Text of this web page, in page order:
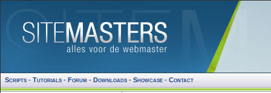
Scripts - Tutorials - Forum - Downloads - Showcase - Contact